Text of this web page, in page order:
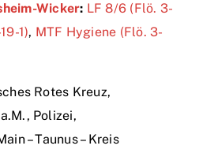
Wicker: LF 8/6 (Flö. 3-
1), MTF Hygiene (Flö. 3-
Rotes Kreuz,
Polizei,
– Taunus – Kreis